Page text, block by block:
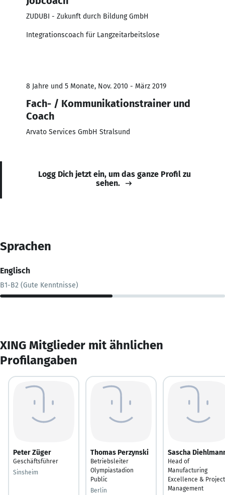
ZUDUBI - Zukunft durch Bildung GmbH
Integrationscoach für Langzeitarbeitslose
8 Jahre und 5 Monate, Nov. 2010 - März 2019
Fach- / Kommunikationstrainer und
Coach
Arvato Services GmbH Stralsund
Logg Dich jetzt ein, um das ganze Profil zu
sehen.
Sprachen
Englisch
B1-B2 (Gute Kenntnisse)
XING Mitglieder mit ähnlichen
Profilangaben
Peter Züger
Geschäftsführer
Sinsheim
Thomas Perzynski
Betriebsleiter
Olympiastadion
Public
Berlin
Sascha
Head of
Manufacturing
Excellence & Project
Management